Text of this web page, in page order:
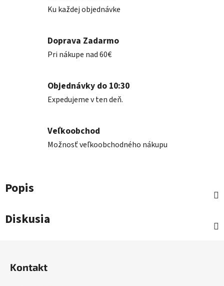
Ku každej objednávke
Doprava Zadarmo
Pri nákupe nad 60€
Objednávky do 10:30
Expedujeme v ten deň.
Veľkoobchod
Možnosť veľkoobchodného nákupu
Popis
Diskusia
Kontakt